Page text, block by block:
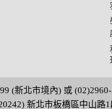
(新北市境內) 或
新北市板橋區中山路